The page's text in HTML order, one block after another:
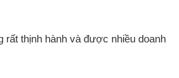
rất thịnh hành và được nhiều doanh